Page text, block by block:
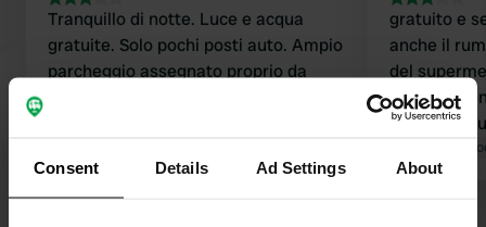
Consent Details Ad Settings About
Tranquillo di notte. Luce e acqua
gratuite. Solo pochi posti auto. Ampio
parcheggio assegnato proprio da
gratuito e
anche il
del
degli
velocisti
accanto al
Tradotto da